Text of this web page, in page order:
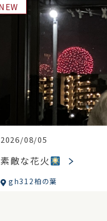
2026/08/05
素敵な花火
gh312柏の葉